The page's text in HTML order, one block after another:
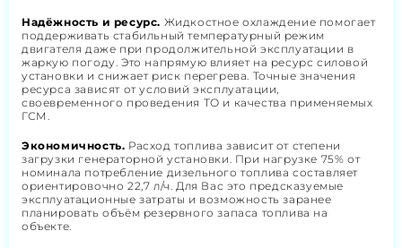
Надёжность и ресурс. Жидкостное охлаждение помогает
поддерживать стабильный температурный режим
двигателя даже при продолжительной эксплуатации в
жаркую погоду. Это напрямую влияет на ресурс силовой
установки и снижает риск перегрева. Точные значения
ресурса зависят от условий эксплуатации,
своевременного проведения ТО и качества применяемых
ГСМ.
Экономичность. Расход топлива зависит от степени
загрузки генераторной установки. При нагрузке 75% от
номинала потребление дизельного топлива составляет
ориентировочно 22,7 л/ч. Для Вас это предсказуемые
эксплуатационные затраты и возможность заранее
планировать объём резервного запаса топлива на
объекте.